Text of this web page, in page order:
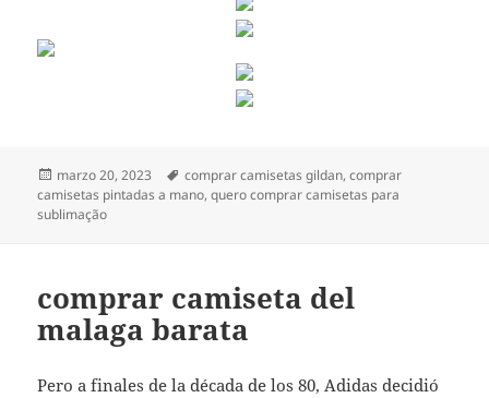
Publicado
el
marzo 20, 2023 Etiquetas
comprar camisetas gildan,comprar
camisetas pintadas a mano,quero comprar camisetas para
sublimação
comprar camiseta del
malaga barata
Pero a finales de la década de los 80, Adidas decidió